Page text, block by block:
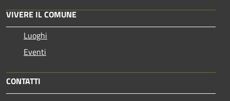
VIVERE IL COMUNE
Luoghi
Eventi
CONTATTI